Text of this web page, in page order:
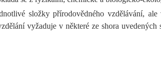
složky přírodovědného vzdělávání,
vyžaduje v některé ze shora